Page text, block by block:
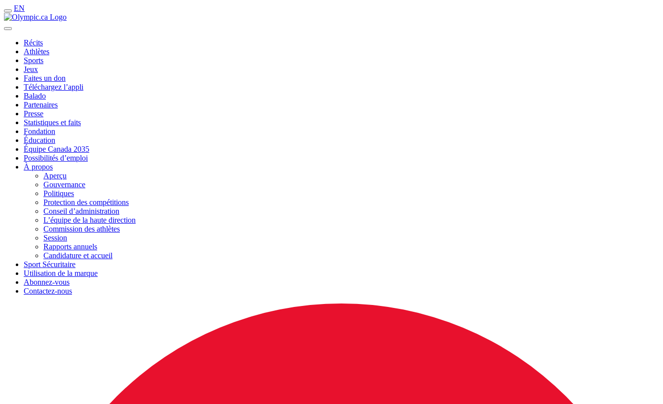
EN
Récits
Athlètes
Sports
Jeux
Faites un don
Téléchargez l’appli
Balado
Partenaires
Presse
Statistiques et faits
Fondation
Éducation
Équipe Canada 2035
Possibilités d’emploi
À propos
Aperçu
Gouvernance
Politiques
Protection des compétitions
Conseil d’administration
L’équipe de la haute direction
Commission des athlètes
Session
Rapports annuels
Candidature et accueil
Sport Sécuritaire
Utilisation de la marque
Abonnez-vous
Contactez-nous